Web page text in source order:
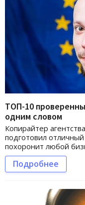
ТОП-10
одним словом
Копирайтер
подготовил
похоронит любой
Подробнее